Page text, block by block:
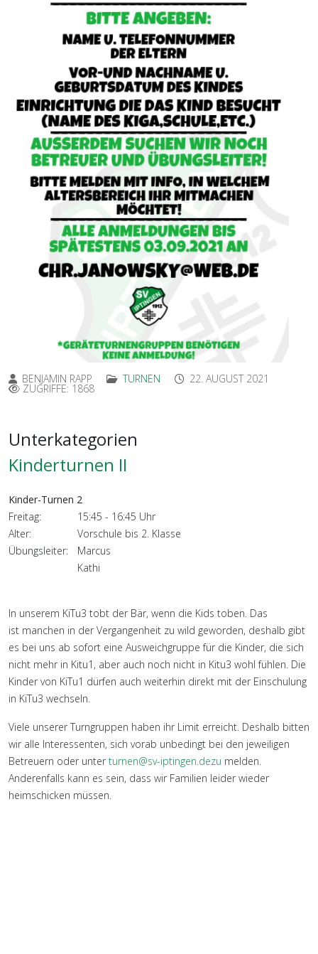
BENJAMIN RAPP TURNEN 22. AUGUST 2021
ZUGRIFFE: 1868
Unterkategorien
Kinderturnen II
Kinder-Turnen 2
Freitag:
15:45 - 16:45 Uhr
Alter:
Vorschule bis 2. Klasse
Übungsleiter:
Marcus
Kathi
In unserem KiTu3 tobt der Bär, wenn die Kids toben. Das
ist manchen in der Vergangenheit zu wild geworden, deshalb gibt
es bei uns ab sofort eine Ausweichgruppe für die Kinder, die sich
nicht mehr in Kitu1, aber auch noch nicht in Kitu3 wohl fühlen. Die
Kinder von KiTu1 dürfen auch weiterhin direkt mit der Einschulung
in KiTu3 wechseln.
Viele unserer Turngruppen haben ihr Limit erreicht. Deshalb bitten
wir alle Interessenten, sich vorab unbedingt bei den jeweiligen
Betreuern oder unter turnen@sv-iptingen.dezu melden.
Anderenfalls kann es sein, dass wir Familien leider wieder
heimschicken müssen.